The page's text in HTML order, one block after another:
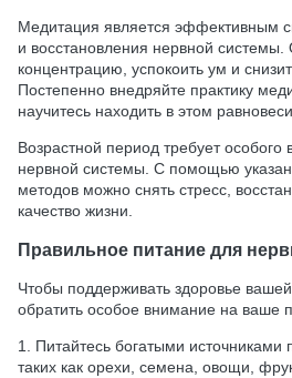
Медитация является эффективным
и восстановления нервной системы.
концентрацию, успокоить ум и
Постепенно внедряйте практику
научитесь находить в этом
Возрастной период требует
нервной системы. С помощью
методов можно снять стресс,
качество жизни.
Правильное питание для
Чтобы поддерживать здоровье
обратить особое внимание на ваше
1. Питайтесь богатыми источниками
таких как орехи, семена, овощи,